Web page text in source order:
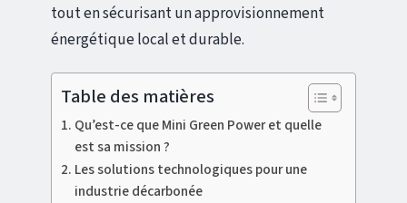
tout en sécurisant un approvisionnement
énergétique local et durable.
Table des matières
Qu’est-ce que Mini Green Power et quelle
est sa mission ?
Les solutions technologiques pour une
industrie décarbonée